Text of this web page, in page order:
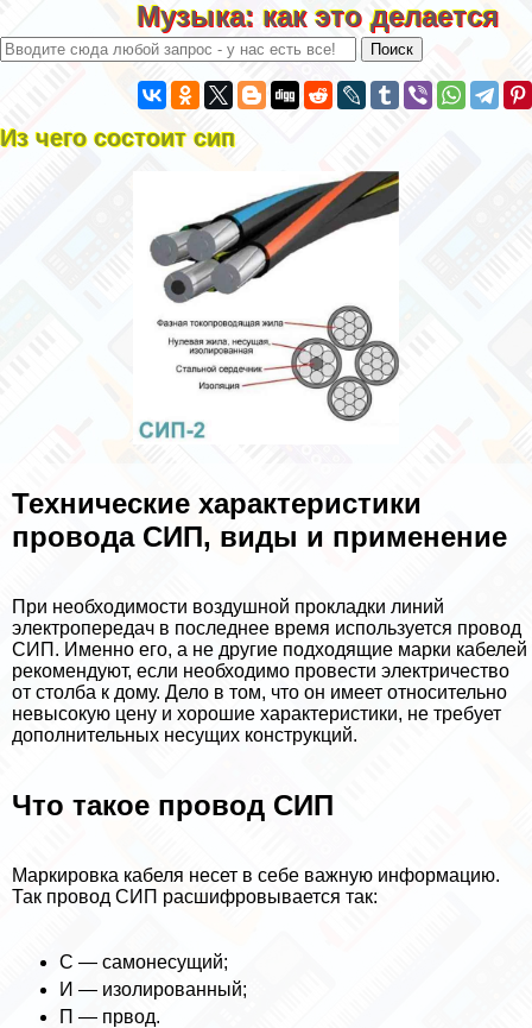
Музыка: как это делается
Из чего состоит сип
Технические хаpaктеристики
провода СИП, виды и применение
При необходимости воздушной прокладки линий
электропередач в последнее время используется провод
СИП. Именно его, а не другие подходящие марки кабелей
рекомендуют, если необходимо провести электричество
от столба к дому. Дело в том, что он имеет относительно
невысокую цену и хорошие хаpaктеристики, не требует
дополнительных несущих конструкций.
Что такое провод СИП
Маркировка кабеля несет в себе важную информацию.
Так провод СИП расшифровывается так:
С — самонесущий;
И — изолированный;
П — првод.